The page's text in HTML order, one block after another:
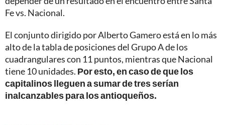
Fe vs. Nacional.
El conjunto dirigido por Alberto Gamero está en lo más
alto de la tabla de posiciones del Grupo A de los
cuadrangulares con 11 puntos, mientras que Nacional
tiene 10 unidades. Por esto, en caso de que los
capitalinos lleguen a sumar de tres serían
inalcanzables para los antioqueños.